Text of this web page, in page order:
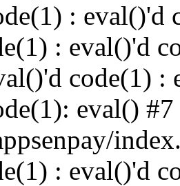
: eval()'d
: eval()'d
code(1) :
eval() #7
: eval()'d